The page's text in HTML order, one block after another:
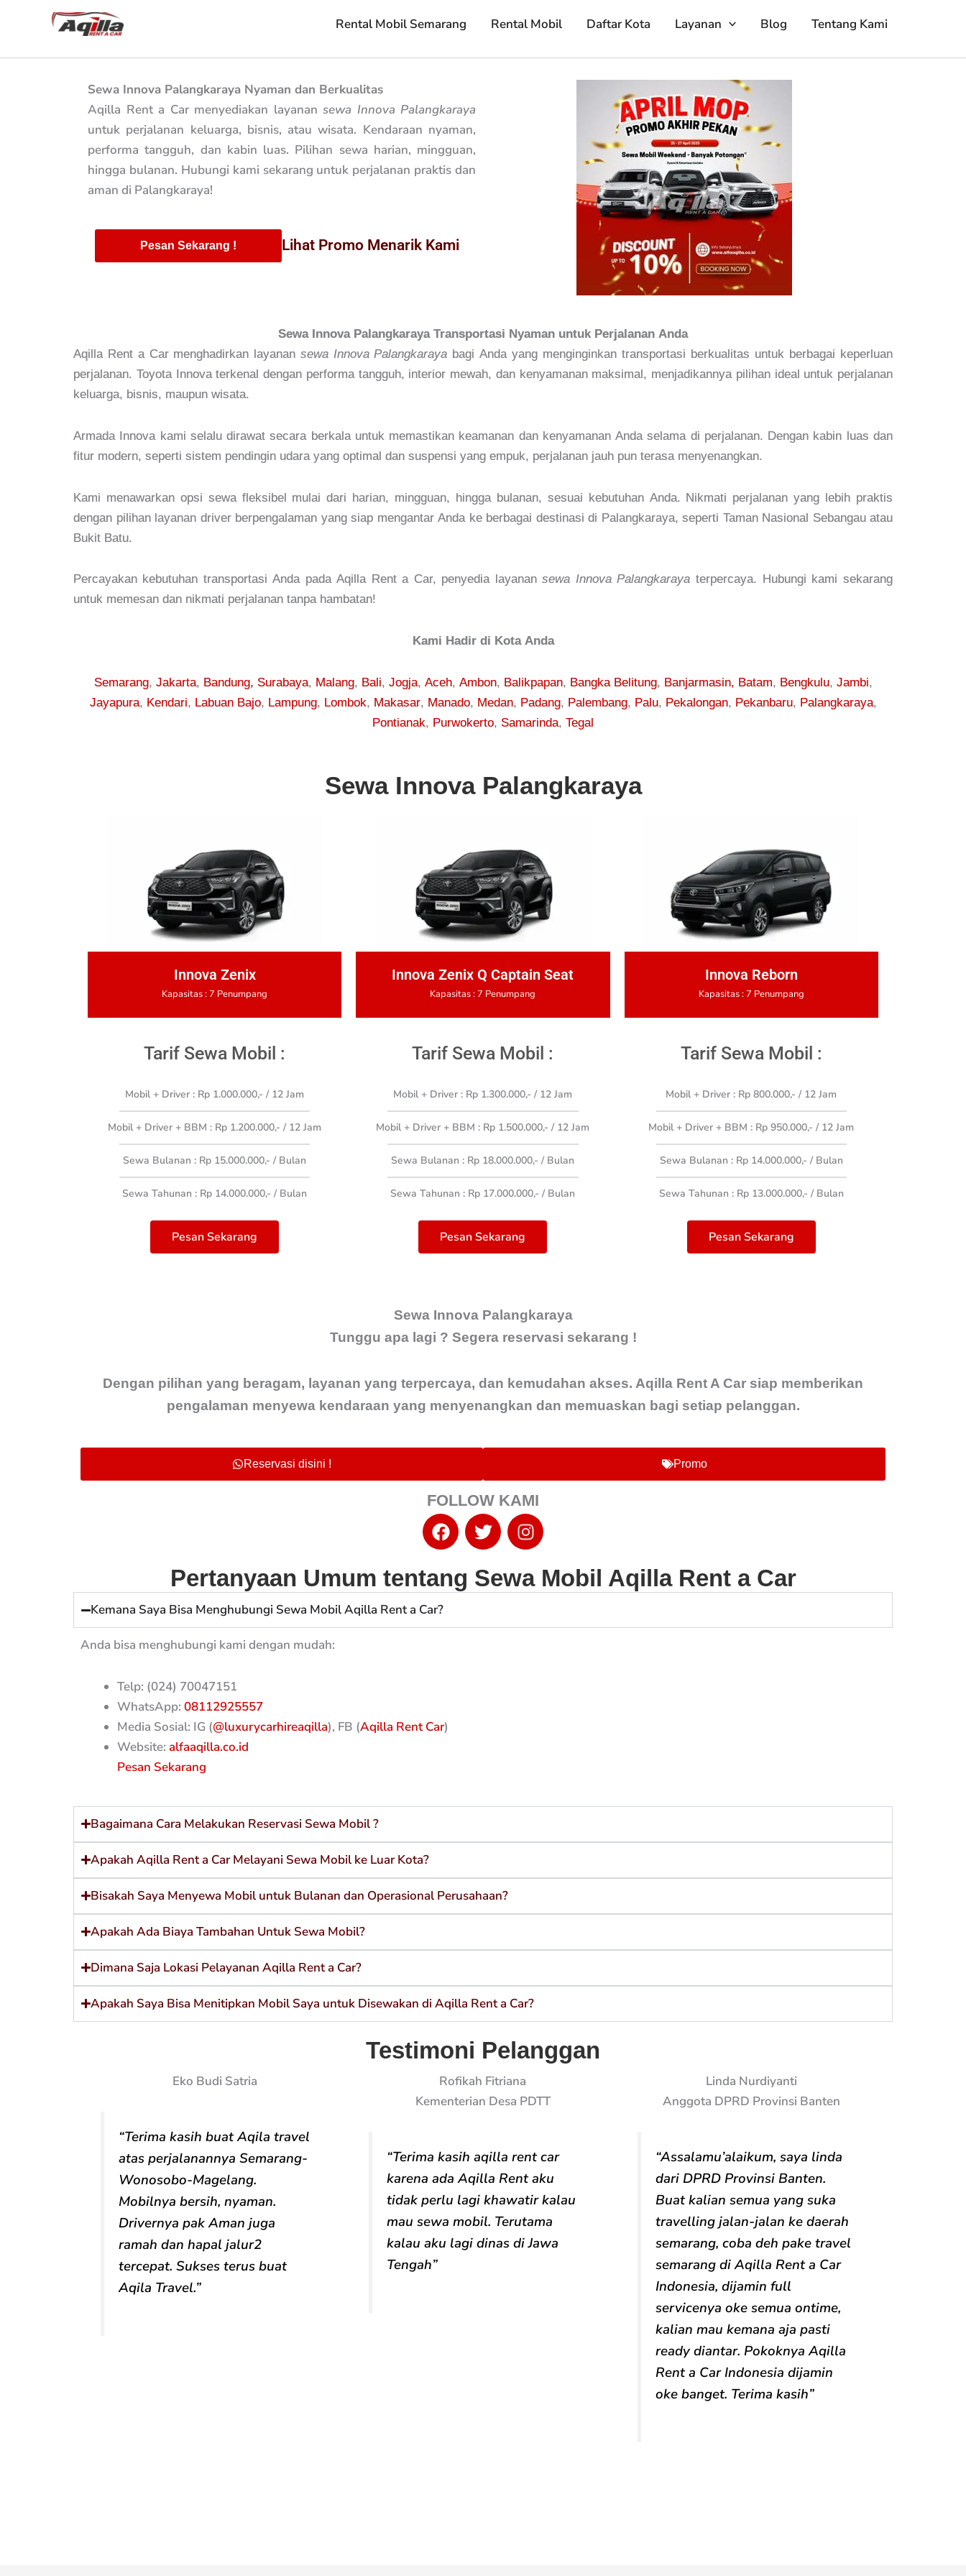
Rental Mobil Semarang Rental Mobil Daftar Kota Layanan Blog Tentang Kami
Sewa Innova Palangkaraya Nyaman dan Berkualitas
Aqilla Rent a Car menyediakan layanan sewa Innova Palangkaraya
untuk perjalanan keluarga, bisnis, atau wisata. Kendaraan nyaman,
performa tangguh, dan kabin luas. Pilihan sewa harian, mingguan,
hingga bulanan. Hubungi kami sekarang untuk perjalanan praktis dan
aman di Palangkaraya!
Pesan Sekarang ! Lihat Promo Menarik Kami
Sewa Innova Palangkaraya Transportasi Nyaman untuk Perjalanan Anda
Aqilla Rent a Car menghadirkan layanan sewa Innova Palangkaraya bagi Anda yang menginginkan transportasi berkualitas untuk berbagai keperluan
perjalanan. Toyota Innova terkenal dengan performa tangguh, interior mewah, dan kenyamanan maksimal, menjadikannya pilihan ideal untuk perjalanan
keluarga, bisnis, maupun wisata.
Armada Innova kami selalu dirawat secara berkala untuk memastikan keamanan dan kenyamanan Anda selama di perjalanan. Dengan kabin luas dan
fitur modern, seperti sistem pendingin udara yang optimal dan suspensi yang empuk, perjalanan jauh pun terasa menyenangkan.
Kami menawarkan opsi sewa fleksibel mulai dari harian, mingguan, hingga bulanan, sesuai kebutuhan Anda. Nikmati perjalanan yang lebih praktis
dengan pilihan layanan driver berpengalaman yang siap mengantar Anda ke berbagai destinasi di Palangkaraya, seperti Taman Nasional Sebangau atau
Bukit Batu.
Percayakan kebutuhan transportasi Anda pada Aqilla Rent a Car, penyedia layanan sewa Innova Palangkaraya terpercaya. Hubungi kami sekarang
untuk memesan dan nikmati perjalanan tanpa hambatan!
Kami Hadir di Kota Anda
Semarang, Jakarta, Bandung, Surabaya, Malang, Bali, Jogja, Aceh, Ambon, Balikpapan, Bangka Belitung, Banjarmasin, Batam, Bengkulu, Jambi,
Jayapura, Kendari, Labuan Bajo, Lampung, Lombok, Makasar, Manado, Medan, Padang, Palembang, Palu, Pekalongan, Pekanbaru, Palangkaraya,
Pontianak, Purwokerto, Samarinda, Tegal
Sewa Innova Palangkaraya
Innova Zenix
Kapasitas : 7 Penumpang
Tarif Sewa Mobil :
Mobil + Driver : Rp 1.000.000,- / 12 Jam
Mobil + Driver + BBM : Rp 1.200.000,- / 12 Jam
Sewa Bulanan : Rp 15.000.000,- / Bulan
Sewa Tahunan : Rp 14.000.000,- / Bulan
Pesan Sekarang
Innova Zenix Q Captain Seat
Kapasitas : 7 Penumpang
Tarif Sewa Mobil :
Mobil + Driver : Rp 1.300.000,- / 12 Jam
Mobil + Driver + BBM : Rp 1.500.000,- / 12 Jam
Sewa Bulanan : Rp 18.000.000,- / Bulan
Sewa Tahunan : Rp 17.000.000,- / Bulan
Pesan Sekarang
Innova Reborn
Kapasitas : 7 Penumpang
Tarif Sewa Mobil :
Mobil + Driver : Rp 800.000,- / 12 Jam
Mobil + Driver + BBM : Rp 950.000,- / 12 Jam
Sewa Bulanan : Rp 14.000.000,- / Bulan
Sewa Tahunan : Rp 13.000.000,- / Bulan
Pesan Sekarang
Sewa Innova Palangkaraya
Tunggu apa lagi ? Segera reservasi sekarang !
Dengan pilihan yang beragam, layanan yang terpercaya, dan kemudahan akses. Aqilla Rent A Car siap memberikan
pengalaman menyewa kendaraan yang menyenangkan dan memuaskan bagi setiap pelanggan.
Reservasi disini ! Promo
FOLLOW KAMI
F
a
c
e
b
o
o
T
w
i
t
t
r
I
n
s
t
a
r
Pertanyaan Umum tentang Sewa Mobil Aqilla Rent a Car
Kemana Saya Bisa Menghubungi Sewa Mobil Aqilla Rent a Car?
Anda bisa menghubungi kami dengan mudah:
Telp: (024) 70047151
WhatsApp: 08112925557
Media Sosial: IG (@luxurycarhireaqilla), FB (Aqilla Rent Car)
Website: alfaaqilla.co.id
Pesan Sekarang
Bagaimana Cara Melakukan Reservasi Sewa Mobil ?
Apakah Aqilla Rent a Car Melayani Sewa Mobil ke Luar Kota?
Bisakah Saya Menyewa Mobil untuk Bulanan dan Operasional Perusahaan?
Apakah Ada Biaya Tambahan Untuk Sewa Mobil?
Dimana Saja Lokasi Pelayanan Aqilla Rent a Car?
Apakah Saya Bisa Menitipkan Mobil Saya untuk Disewakan di Aqilla Rent a Car?
Testimoni Pelanggan
Eko Budi Satria
“Terima kasih buat Aqila travel
atas perjalanannya Semarang-
Wonosobo-Magelang.
Mobilnya bersih, nyaman.
Drivernya pak Aman juga
ramah dan hapal jalur2
tercepat. Sukses terus buat
Aqila Travel.”
Rofikah Fitriana
Kementerian Desa PDTT
“Terima kasih aqilla rent car
karena ada Aqilla Rent aku
tidak perlu lagi khawatir kalau
mau sewa mobil. Terutama
kalau aku lagi dinas di Jawa
Tengah”
Linda Nurdiyanti
Anggota DPRD Provinsi Banten
“Assalamu’alaikum, saya linda
dari DPRD Provinsi Banten.
Buat kalian semua yang suka
travelling jalan-jalan ke daerah
semarang, coba deh pake travel
semarang di Aqilla Rent a Car
Indonesia, dijamin full
servicenya oke semua ontime,
kalian mau kemana aja pasti
ready diantar. Pokoknya Aqilla
Rent a Car Indonesia dijamin
oke banget. Terima kasih”